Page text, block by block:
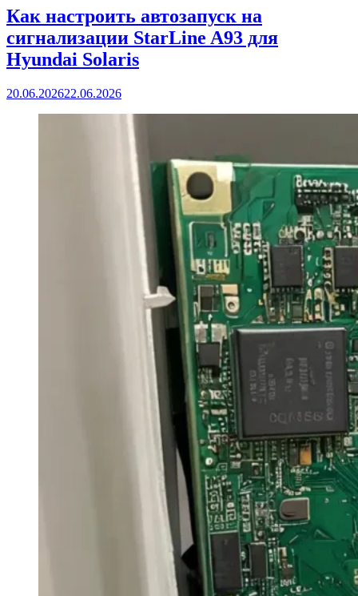
Как настроить автозапуск на
сигнализации StarLine A93 для
Hyundai Solaris
20.06.202622.06.2026